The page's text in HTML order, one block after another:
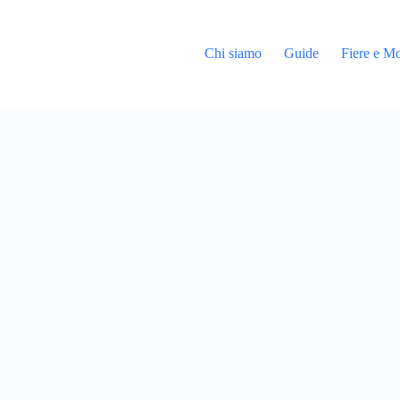
Chi siamo
Guide Fiere e